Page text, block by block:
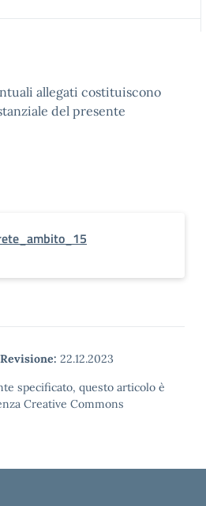
allegati costituiscono
del presente
Revisione: 22.12.2023
specificato, questo articolo è
Creative Commons